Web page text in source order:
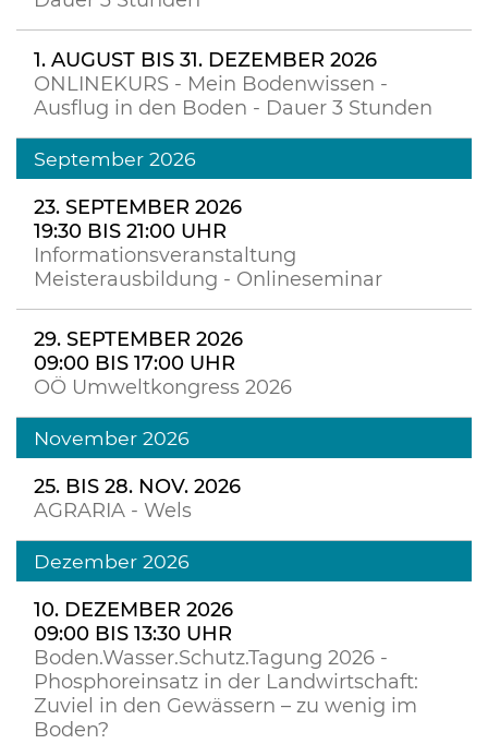
1. AUGUST BIS 31. DEZEMBER 2026
ONLINEKURS - Mein Bodenwissen -
Ausflug in den Boden - Dauer 3 Stunden
September 2026
23. SEPTEMBER 2026
19:30 BIS 21:00 UHR
Informationsveranstaltung
Meisterausbildung - Onlineseminar
29. SEPTEMBER 2026
09:00 BIS 17:00 UHR
OÖ Umweltkongress 2026
November 2026
25. BIS 28. NOV. 2026
AGRARIA - Wels
Dezember 2026
10. DEZEMBER 2026
09:00 BIS 13:30 UHR
Boden.Wasser.Schutz.Tagung 2026 -
Phosphoreinsatz in der Landwirtschaft:
Zuviel in den Gewässern – zu wenig im
Boden?